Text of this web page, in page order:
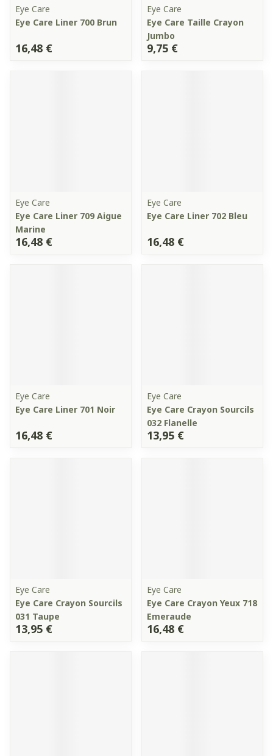
Eye Care
Eye Care Liner 700 Brun
16,48 €
Eye Care
Eye Care Taille Crayon
Jumbo
9,75 €
Eye Care
Eye Care Liner 709 Aigue
Marine
16,48 €
Eye Care
Eye Care Liner 702 Bleu
16,48 €
Eye Care
Eye Care Liner 701 Noir
16,48 €
Eye Care
Eye Care Crayon Sourcils
032 Flanelle
13,95 €
Eye Care
Eye Care Crayon Sourcils
031 Taupe
13,95 €
Eye Care
Eye Care Crayon Yeux 718
Emeraude
16,48 €